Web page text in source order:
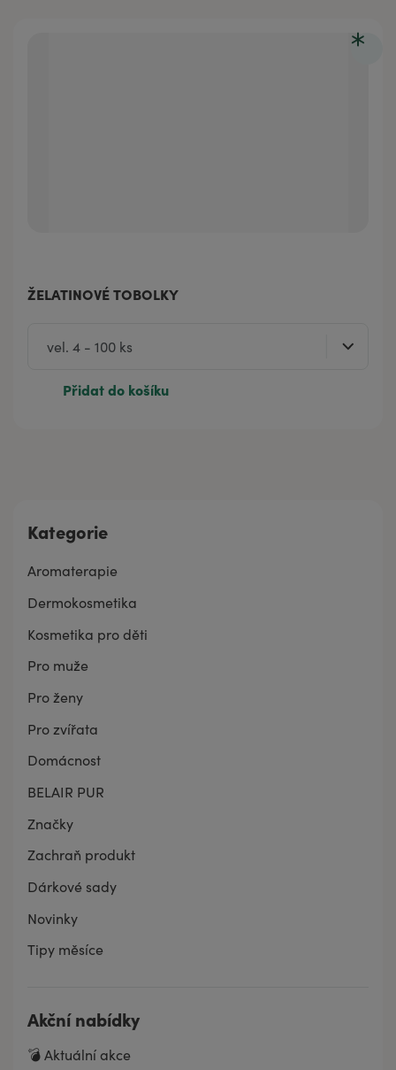
ŽELATINOVÉ TOBOLKY
Přidat do košíku
Kategorie
Aromaterapie
Dermokosmetika
Kosmetika pro děti
Pro muže
Pro ženy
Pro zvířata
Domácnost
BELAIR PUR
Značky
Zachraň produkt
Dárkové sady
Novinky
Tipy měsíce
Akční nabídky
💣 Aktuální akce